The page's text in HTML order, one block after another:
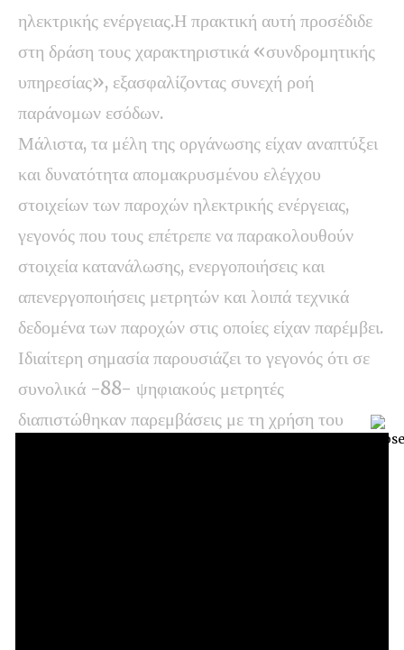
ηλεκτρικής ενέργειας.Η πρακτική αυτή προσέδιδε
στη δράση τους χαρακτηριστικά «συνδρομητικής
υπηρεσίας», εξασφαλίζοντας συνεχή ροή
παράνομων εσόδων.
Μάλιστα, τα μέλη της οργάνωσης είχαν αναπτύξει
και δυνατότητα απομακρυσμένου ελέγχου
στοιχείων των παροχών ηλεκτρικής ενέργειας,
γεγονός που τους επέτρεπε να παρακολουθούν
στοιχεία κατανάλωσης, ενεργοποιήσεις και
απενεργοποιήσεις μετρητών και λοιπά τεχνικά
δεδομένα των παροχών στις οποίες είχαν παρέμβει.
Ιδιαίτερη σημασία παρουσιάζει το γεγονός ότι σε
συνολικά -88- ψηφιακούς μετρητές
διαπιστώθηκαν παρεμβάσεις με τη χρήση του